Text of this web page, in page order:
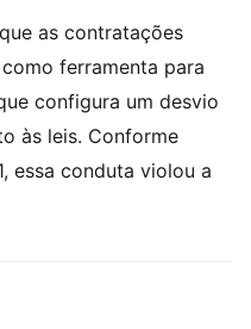
as contratações
ferramenta para
configura um desvio
às leis. Conforme
essa conduta violou a